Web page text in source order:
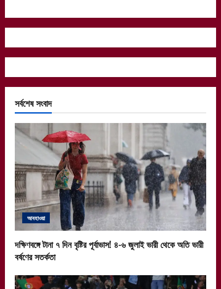
সর্বশেষ সংবাদ
আবহাওয়া
দক্ষিণবঙ্গে টানা ৭ দিন বৃষ্টির পূর্বাভাস! ৪-৬ জুলাই ভারী থেকে অতি ভারী
বর্ষণের সতর্কতা